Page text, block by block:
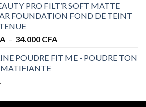
28.000 CFA
à
PRO FILT’R SOFT MATTE
FOUNDATION FOND DE TEINT
– 34.000 CFAPlage
prix :
POUDRE FIT ME - POUDRE TON